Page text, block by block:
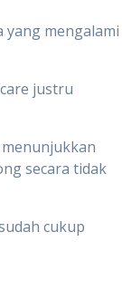
mengalami
justru
secara tidak
cukup